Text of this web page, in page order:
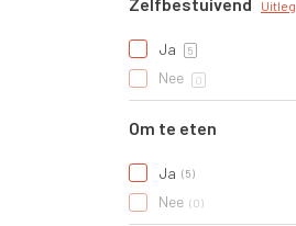
Uitleg
Ja 5
Nee 0
Om te eten
Ja 5
Nee 0